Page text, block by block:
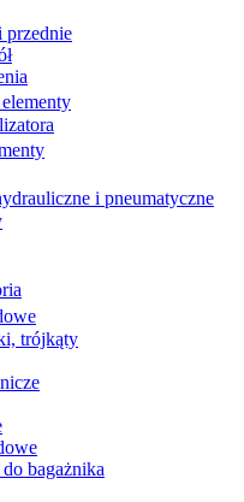
przednie
i pneumatyczne
trójkąty
bagażnika